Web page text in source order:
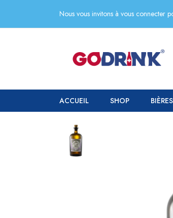
Nous vous invitons à vous connecter
ACCUEIL SHOP BIÈRES